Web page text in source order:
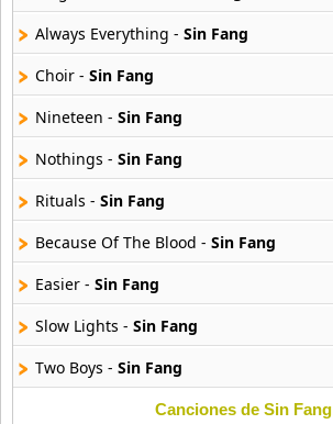
26 músicas online
16 músicas online
Beady Eye
16 músicas online
Bee Gees
29 músicas online
Ben Harper
11 músicas online
Billboard
163 músicas online
Always Everything - Sin Fang
Choir - Sin Fang
Nineteen - Sin Fang
Nothings - Sin Fang
Rituals - Sin Fang
Because Of The Blood - Sin Fang
Easier - Sin Fang
Slow Lights - Sin Fang
Two Boys - Sin Fang
Canciones de Sin Fang